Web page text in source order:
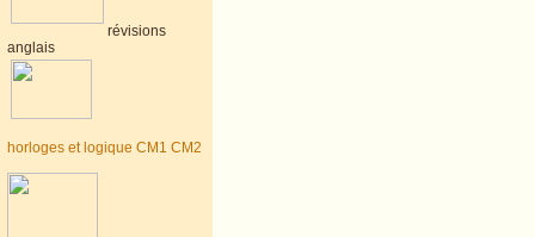
révisions
anglais
horloges et logique CM1 CM2